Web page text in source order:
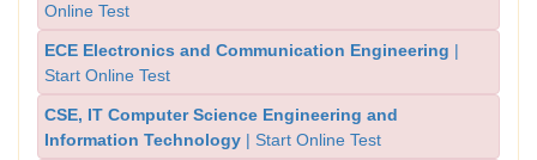
Online Test
ECE Electronics and Communication Engineering |
Start Online Test
CSE, IT Computer Science Engineering and
Information Technology | Start Online Test